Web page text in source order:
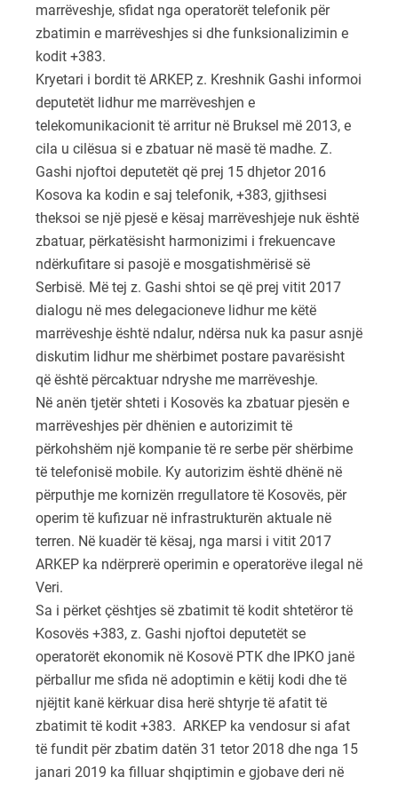
marrëveshje, sfidat nga operatorët telefonik për
zbatimin e marrëveshjes si dhe funksionalizimin e
kodit +383.
Kryetari i bordit të ARKEP, z. Kreshnik Gashi informoi
deputetët lidhur me marrëveshjen e
telekomunikacionit të arritur në Bruksel më 2013, e
cila u cilësua si e zbatuar në masë të madhe. Z.
Gashi njoftoi deputetët që prej 15 dhjetor 2016
Kosova ka kodin e saj telefonik, +383, gjithsesi
theksoi se një pjesë e kësaj marrëveshjeje nuk është
zbatuar, përkatësisht harmonizimi i frekuencave
ndërkufitare si pasojë e mosgatishmërisë së
Serbisë. Më tej z. Gashi shtoi se që prej vitit 2017
dialogu në mes delegacioneve lidhur me këtë
marrëveshje është ndalur, ndërsa nuk ka pasur asnjë
diskutim lidhur me shërbimet postare pavarësisht
që është përcaktuar ndryshe me marrëveshje.
Në anën tjetër shteti i Kosovës ka zbatuar pjesën e
marrëveshjes për dhënien e autorizimit të
përkohshëm një kompanie të re serbe për shërbime
të telefonisë mobile. Ky autorizim është dhënë në
përputhje me kornizën rregullatore të Kosovës, për
operim të kufizuar në infrastrukturën aktuale në
terren. Në kuadër të kësaj, nga marsi i vitit 2017
ARKEP ka ndërprerë operimin e operatorëve ilegal në
Veri.
Sa i përket çështjes së zbatimit të kodit shtetëror të
Kosovës +383, z. Gashi njoftoi deputetët se
operatorët ekonomik në Kosovë PTK dhe IPKO janë
përballur me sfida në adoptimin e këtij kodi dhe të
njëjtit kanë kërkuar disa herë shtyrje të afatit të
zbatimit të kodit +383. ARKEP ka vendosur si afat
të fundit për zbatim datën 31 tetor 2018 dhe nga 15
janari 2019 ka filluar shqiptimin e gjobave deri në